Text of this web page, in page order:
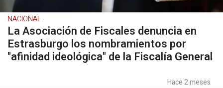
NACIONAL
La Asociación de Fiscales denuncia en
Estrasburgo los nombramientos por
"afinidad ideológica" de la Fiscalía General
Hace 2 meses